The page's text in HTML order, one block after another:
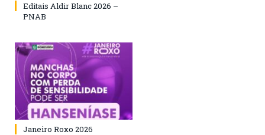
Editais Aldir Blanc 2026 –
PNAB
Janeiro Roxo 2026